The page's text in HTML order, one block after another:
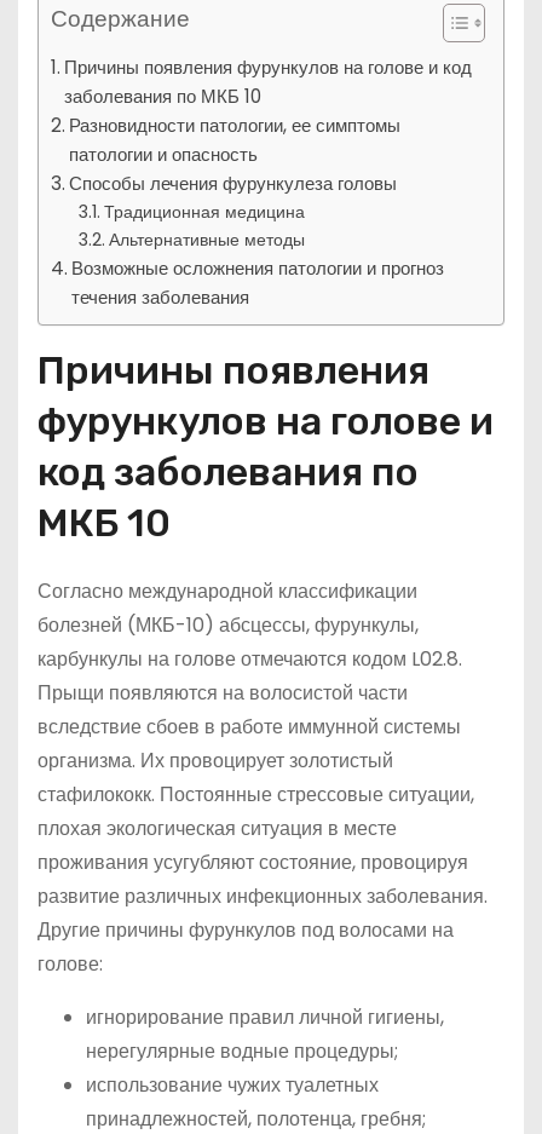
Содержание
Причины появления фурункулов на голове и код
заболевания по МКБ 10
Разновидности патологии, ее симптомы
патологии и опасность
Способы лечения фурункулеза головы
Традиционная медицина
Альтернативные методы
Возможные осложнения патологии и прогноз
течения заболевания
Причины появления
фурункулов на голове и
код заболевания по
МКБ 10
Согласно международной классификации
болезней (МКБ-10) абсцессы, фурункулы,
карбункулы на голове отмечаются кодом L02.8.
Прыщи появляются на волосистой части
вследствие сбоев в работе иммунной системы
организма. Их провоцирует золотистый
стафилококк. Постоянные стрессовые ситуации,
плохая экологическая ситуация в месте
проживания усугубляют состояние, провоцируя
развитие различных инфекционных заболевания.
Другие причины фурункулов под волосами на
голове:
игнорирование правил личной гигиены,
нерегулярные водные процедуры;
использование чужих туалетных
принадлежностей, полотенца, гребня;